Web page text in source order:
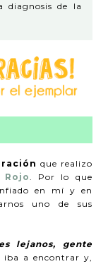
diagnosis de la
que realizo
Rojo
. Por lo que
en mí y en
uno de sus
lejanos, gente
a encontrar y,